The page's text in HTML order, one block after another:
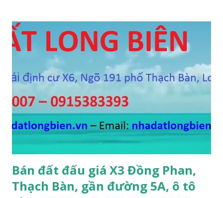
trung gian, Môi giới và Quảng cáo trực tuyến ĐÃ BÁN
Bán đất đấu giá X3 Đồng Phan,
Thạch Bàn, gần đường 5A, ô tô